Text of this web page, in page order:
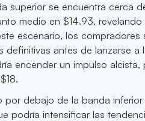
superior se encuentra cerca
medio en $14.93, revelando
escenario, los compradores
definitivas antes de lanzarse a
encender un impulso
por debajo de la banda
podría intensificar las